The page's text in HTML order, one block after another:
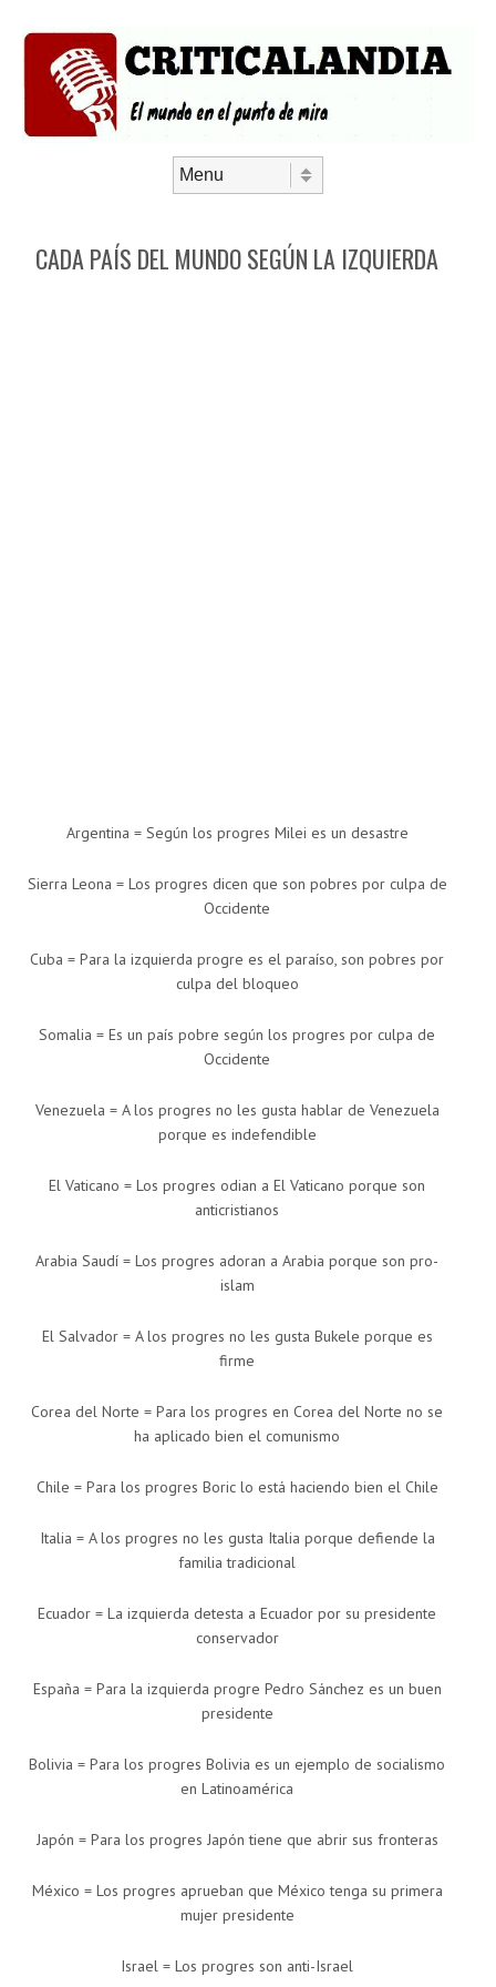
CADA PAÍS DEL MUNDO SEGÚN LA IZQUIERDA
Argentina = Según los progres Milei es un desastre
Sierra Leona = Los progres dicen que son pobres por culpa de
Occidente
Cuba = Para la izquierda progre es el paraíso, son pobres por
culpa del bloqueo
Somalia = Es un país pobre según los progres por culpa de
Occidente
Venezuela = A los progres no les gusta hablar de Venezuela
porque es indefendible
El Vaticano = Los progres odian a El Vaticano porque son
anticristianos
Arabia Saudí = Los progres adoran a Arabia porque son pro-
islam
El Salvador = A los progres no les gusta Bukele porque es
firme
Corea del Norte = Para los progres en Corea del Norte no se
ha aplicado bien el comunismo
Chile = Para los progres Boric lo está haciendo bien el Chile
Italia = A los progres no les gusta Italia porque defiende la
familia tradicional
Ecuador = La izquierda detesta a Ecuador por su presidente
conservador
España = Para la izquierda progre Pedro Sánchez es un buen
presidente
Bolivia = Para los progres Bolivia es un ejemplo de socialismo
en Latinoamérica
Japón = Para los progres Japón tiene que abrir sus fronteras
México = Los progres aprueban que México tenga su primera
mujer presidente
Israel = Los progres son anti-Israel